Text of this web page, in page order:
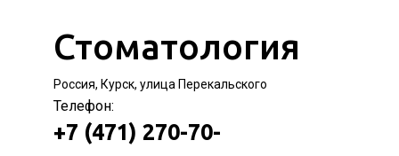
Стоматология
Россия, Курск, улица Перекальского
Телефон:
+7 (471) 270-70-